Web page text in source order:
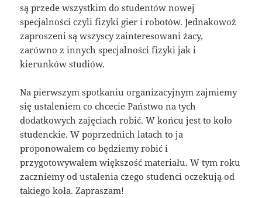
są przede wszystkim do studentów nowej
specjalności czyli fizyki gier i robotów. Jednakowoż
zaproszeni są wszyscy zainteresowani żacy,
zarówno z innych specjalności fizyki jak i
kierunków studiów.
Na pierwszym spotkaniu organizacyjnym zajmiemy
się ustaleniem co chcecie Państwo na tych
dodatkowych zajęciach robić. W końcu jest to koło
studenckie. W poprzednich latach to ja
proponowałem co będziemy robić i
przygotowywałem większość materiału. W tym roku
zaczniemy od ustalenia czego studenci oczekują od
takiego koła. Zapraszam!